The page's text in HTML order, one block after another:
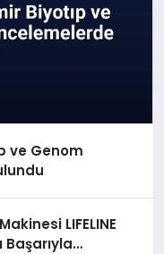
ve Genom
LIFELINE
Başarıyla